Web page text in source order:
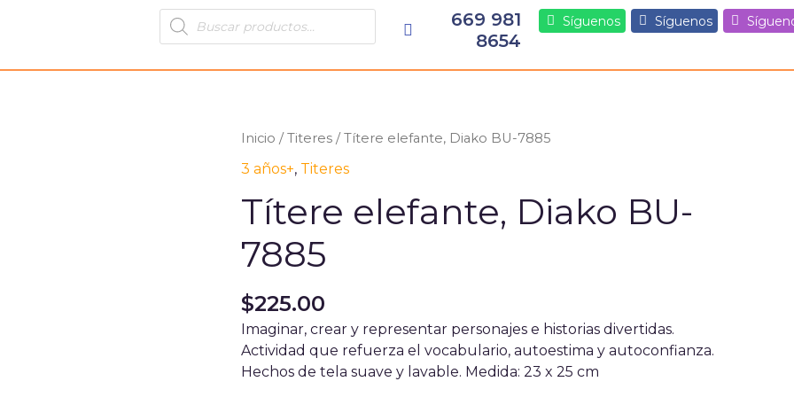
Products
search
669 981
8654
Síguenos Síguenos
Inicio /Titeres / Títere elefante, Diako BU-7885
3 años+, Titeres
Títere elefante, Diako BU-
7885
$225.00
Imaginar, crear y representar personajes e historias divertidas.
Actividad que refuerza el vocabulario, autoestima y autoconfianza.
Hechos de tela suave y lavable. Medida: 23 x 25 cm